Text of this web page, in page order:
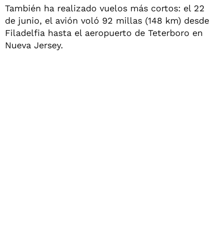
También ha realizado vuelos más cortos: el 22
de junio, el avión voló 92 millas (148 km) desde
Filadelfia hasta el aeropuerto de Teterboro en
Nueva Jersey.